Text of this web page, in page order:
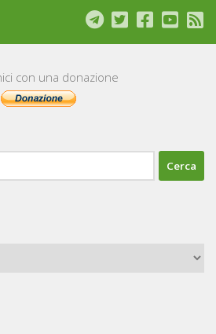
con una donazione